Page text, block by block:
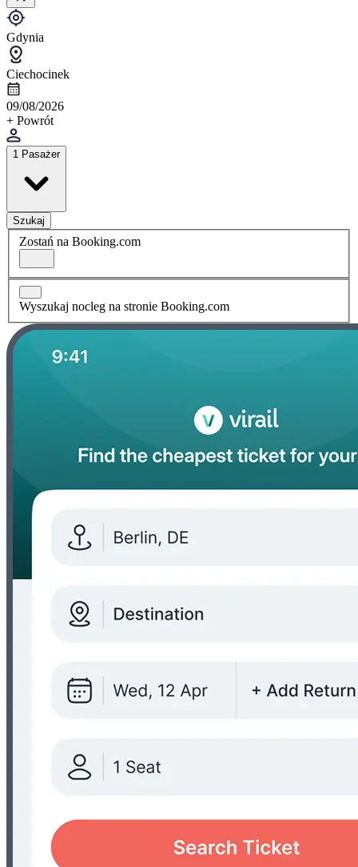
Gdynia
Ciechocinek
09/08/2026
+ Powrót
1 Pasażer
Szukaj
Zostań na Booking.com
Wyszukaj nocleg na stronie Booking.com